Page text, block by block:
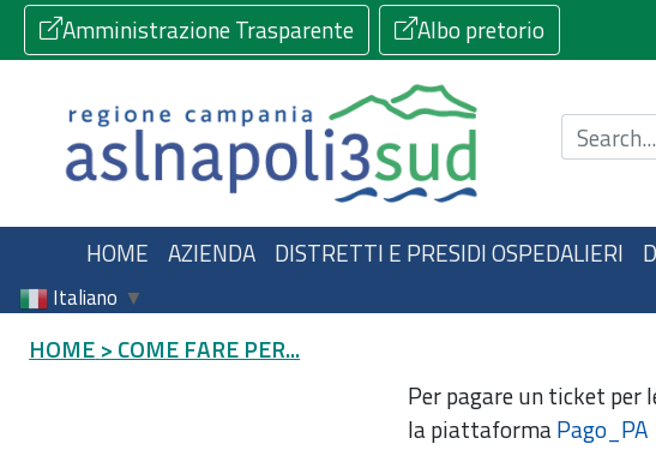
Amministrazione Trasparente Albo pretorio
Cerca nel
HOME AZIENDA DISTRETTI E PRESIDI OSPEDALIERI
Italiano ▼
HOME > COME FARE PER...
Per pagare un ticket per
la piattaformaPago_PA